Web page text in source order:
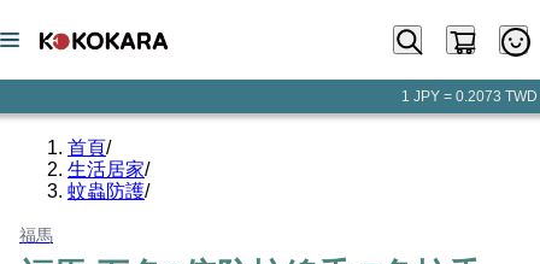
1 JPY = 0.2073 TWD
首頁/
生活居家/
蚊蟲防護/
福馬